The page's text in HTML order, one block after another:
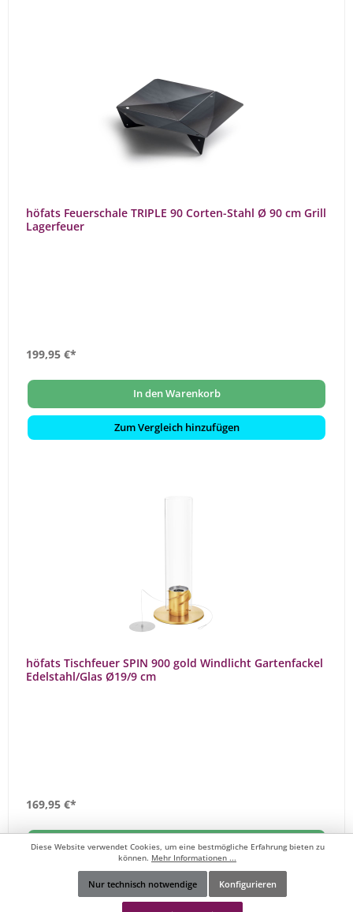
höfats Feuerschale TRIPLE 90 Corten-Stahl Ø 90 cm Grill
Lagerfeuer
199,95 €*
In den Warenkorb
Zum Vergleich hinzufügen
höfats Tischfeuer SPIN 900 gold Windlicht Gartenfackel
Edelstahl/Glas Ø19/9 cm
169,95 €*
In den Warenkorb
Zum Vergleich hinzufügen
Werkzeugleiste anzeigen
Diese Website verwendet Cookies, um eine bestmögliche Erfahrung bieten zu
können. Mehr Informationen ...
Nur technisch notwendige Konfigurieren